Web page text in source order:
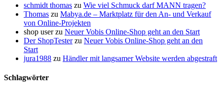
schmidt thomas zu Wie viel Schmuck darf MANN tragen?
Thomas zu Mabya.de – Marktplatz für den An- und Verkauf
von Online-Projekten
shop userzu Neuer Vobis Online-Shop geht an den Start
Der ShopTesterzu Neuer Vobis Online-Shop geht an den
Start
jura1988 zu Händler mit langsamer Website werden abgestraft
Schlagwörter